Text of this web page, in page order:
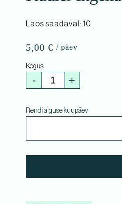
Laos saadaval: 10
5,00€
- +
Rendi alguse kuupäev